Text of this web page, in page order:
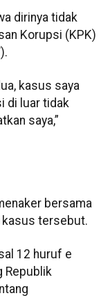
dirinya tidak
Korupsi (KPK)
kasus saya
di luar tidak
saya,”
bersama
kasus tersebut.
12 huruf e
Republik